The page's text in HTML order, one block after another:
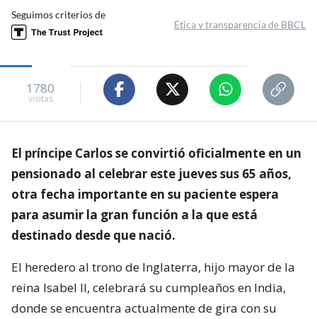
Seguimos criterios de
Ética y transparencia de BBCL
1780
visitas
El príncipe Carlos se convirtió oficialmente en un
pensionado al celebrar este jueves sus 65 años,
otra fecha importante en su paciente espera
para asumir la gran función a la que está
destinado desde que nació.
El heredero al trono de Inglaterra, hijo mayor de la
reina Isabel II, celebrará su cumpleaños en India,
donde se encuentra actualmente de gira con su